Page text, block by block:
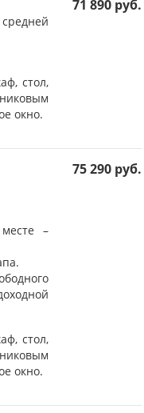
стол,
окно.
71 890 руб.
–
стол,
окно.
75 290 руб.